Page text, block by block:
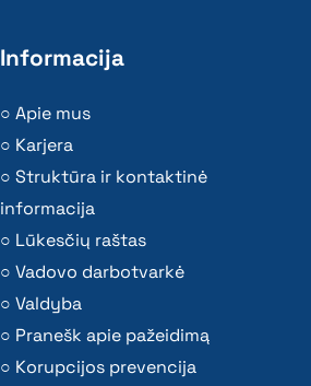
Informacija
Apie mus
Karjera
Struktūra ir kontaktinė
informacija
Lūkesčių raštas
Vadovo darbotvarkė
Valdyba
Pranešk apie pažeidimą
Korupcijos prevencija